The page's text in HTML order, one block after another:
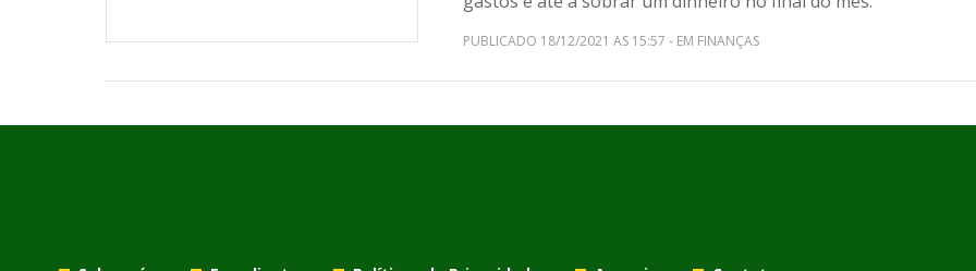
PUBLICADO 18/12/2021 AS 15:57 - EM FINANÇAS